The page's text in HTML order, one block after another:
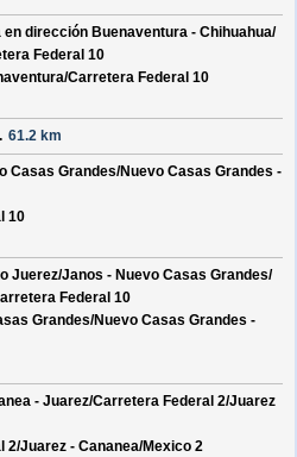
en dirección Buenaventura - Chihuahua/
Federal 10
Carretera Federal 10
. 61.2 km
Casas Grandes/Nuevo Casas Grandes -
10
Juerez/Janos - Nuevo Casas Grandes/
Federal 10
Grandes/Nuevo Casas Grandes -
- Juarez/Carretera Federal 2/Juarez
2/Juarez - Cananea/Mexico 2